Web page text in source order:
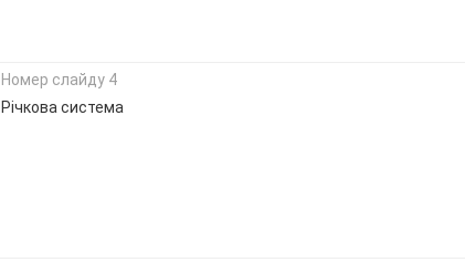
Номер слайду 4
Річкова система